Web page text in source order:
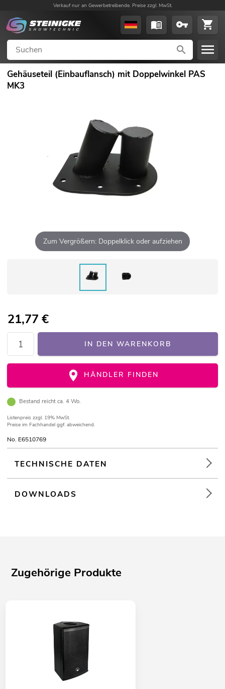
Verkauf nur an Gewerbetreibende. Preise zzgl. MwSt.
Gehäuseteil (Einbauflansch) mit Doppelwinkel PAS
MK3
Zum Vergrößern: Doppelklick oder aufziehen
21,77 €
IN DEN WARENKORB
HÄNDLER FINDEN
Bestand reicht ca. 4 Wo.
Listenpreis zzgl. 19% MwSt.
Preise im Fachhandel ggf. abweichend.
No. E6510769
TECHNISCHE DATEN
DOWNLOADS
Zugehörige Produkte